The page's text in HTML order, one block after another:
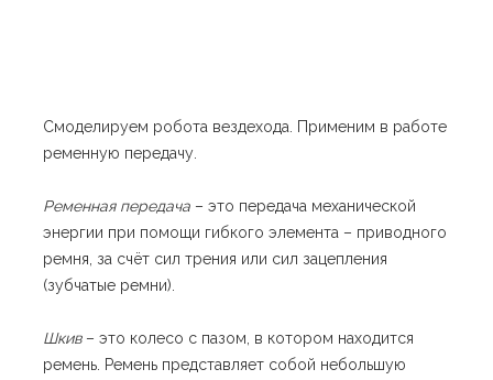
Смоделируем робота вездехода. Применим в работе
ременную передачу.
Ременная передача – это передача механической
энергии при помощи гибкого элемента – приводного
ремня, за счёт сил трения или сил зацепления
(зубчатые ремни).
Шкив– это колесо с пазом, в котором находится
ремень. Ремень представляет собой небольшую